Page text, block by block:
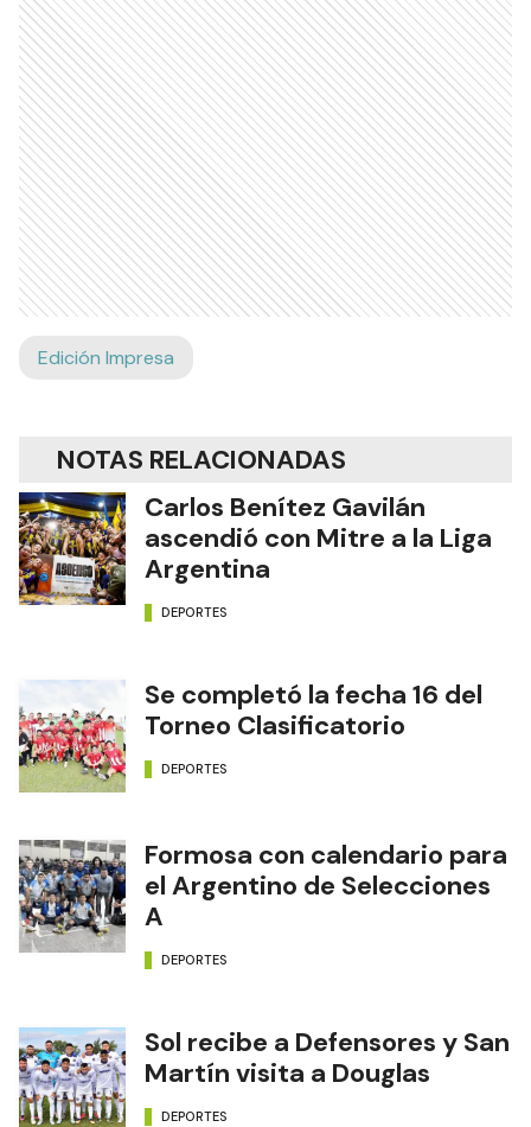
Edición Impresa
NOTAS RELACIONADAS
Carlos Benítez Gavilán
ascendió con Mitre a la Liga
Argentina
DEPORTES
Se completó la fecha 16 del
Torneo Clasificatorio
DEPORTES
Formosa con calendario para
el Argentino de Selecciones
A
DEPORTES
Sol recibe a Defensores y San
Martín visita a Douglas
DEPORTES